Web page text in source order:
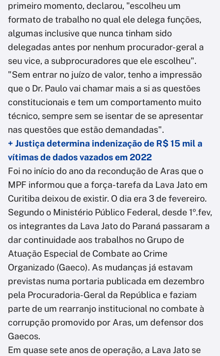
primeiro momento, declarou, "escolheu um
formato de trabalho no qual ele delega funções,
algumas inclusive que nunca tinham sido
delegadas antes por nenhum procurador-geral a
seu vice, a subprocuradores que ele escolheu".
"Sem entrar no juízo de valor, tenho a impressão
que o Dr. Paulo vai chamar mais a si as questões
constitucionais e tem um comportamento muito
técnico, sempre sem se isentar de se apresentar
nas questões que estão demandadas".
+ Justiça determina indenização de R$ 15 mil a
vítimas de dados vazados em 2022
Foi no início do ano da recondução de Aras que o
MPF informou que a força-tarefa da Lava Jato em
Curitiba deixou de existir. O dia era 3 de fevereiro.
Segundo o Ministério Público Federal, desde 1º.fev,
os integrantes da Lava Jato do Paraná passaram a
dar continuidade aos trabalhos no Grupo de
Atuação Especial de Combate ao Crime
Organizado (Gaeco). As mudanças já estavam
previstas numa portaria publicada em dezembro
pela Procuradoria-Geral da República e faziam
parte de um rearranjo institucional no combate à
corrupção promovido por Aras, um defensor dos
Gaecos.
Em quase sete anos de operação, a Lava Jato se